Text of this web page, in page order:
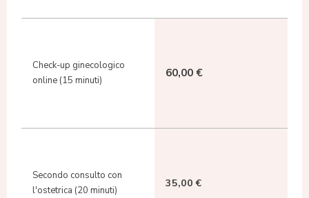
Check-up ginecologico
online (15 minuti)
60,00 €
Secondo consulto con
l'ostetrica (20 minuti)
35,00 €